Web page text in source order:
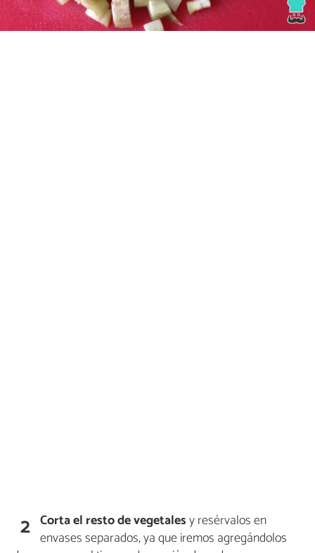
2 Corta el resto de vegetalesy resérvalos en
envases separados, ya que iremos agregándolos